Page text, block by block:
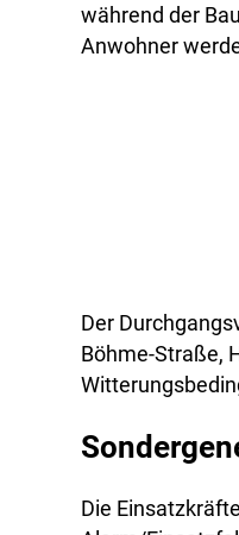
während der
Anwohner
Der
Böhme-Straße,
Die